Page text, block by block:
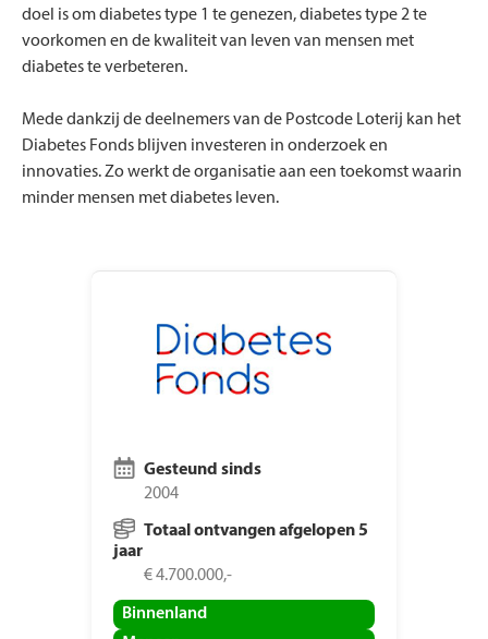
doel is om diabetes type 1 te genezen, diabetes type 2 te
voorkomen en de kwaliteit van leven van mensen met
diabetes te verbeteren.
Mede dankzij de deelnemers van de Postcode Loterij kan het
Diabetes Fonds blijven investeren in onderzoek en
innovaties. Zo werkt de organisatie aan een toekomst waarin
minder mensen met diabetes leven.
Gesteund sinds
2004
Totaal ontvangen afgelopen 5
jaar
€ 4.700.000,-
Binnenland